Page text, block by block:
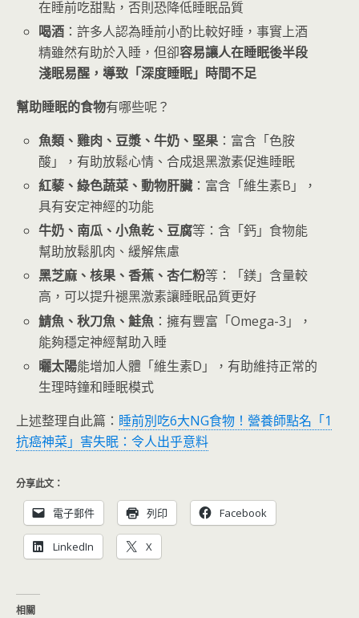
在睡前吃甜點，否則恐降低睡眠品質
喝酒 ：許多人認為睡前小酌比較好睡，事實上酒
精雖然有助於入睡，但卻容易讓人在睡眠後半段
淺眠易醒，導致「深度睡眠」時間不足
幫助睡眠的食物有哪些呢？
魚類、雞肉、豆漿、牛奶、堅果 ：富含「色胺
酸」，有助放鬆心情、合成退黑激素促進睡眠
紅藜、綠色蔬菜、動物肝臟：富含「維生素B」，
具有安定神經的功能
牛奶、南瓜、小魚乾、豆腐等：含「鈣」食物能
幫助放鬆肌肉、緩解焦慮
黑芝麻、核果、香蕉、杏仁粉等：「鎂」含量較
高，可以提升褪黑激素讓睡眠品質更好
鯖魚、秋刀魚、鮭魚 ：擁有豐富「Omega-3」，
能夠穩定神經幫助入睡
曬太陽能增加人體「維生素D」，有助維持正常的
生理時鐘和睡眠模式
上述整理自此篇： 睡前別吃6大NG食物！營養師點名「1
抗癌神菜」害失眠：令人出乎意料
分享此文：
電子郵件 列印 Facebook
LinkedIn X
相關